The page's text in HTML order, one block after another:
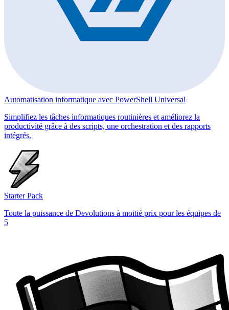
Automatisation informatique avec PowerShell Universal
Simplifiez les tâches informatiques routinières et améliorez la
productivité grâce à des scripts, une orchestration et des rapports
intégrés.
Starter Pack
Toute la puissance de Devolutions à moitié prix pour les équipes de
5